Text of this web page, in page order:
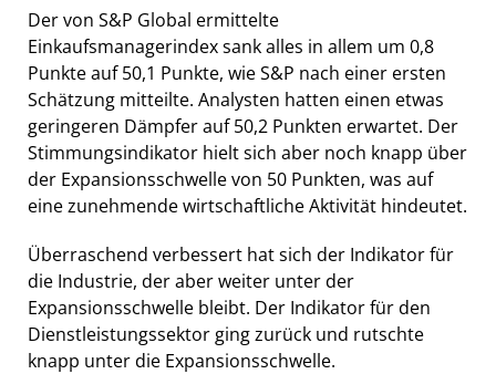
Der von S&P Global ermittelte
Einkaufsmanagerindex sank alles in allem um 0,8
Punkte auf 50,1 Punkte, wie S&P nach einer ersten
Schätzung mitteilte. Analysten hatten einen etwas
geringeren Dämpfer auf 50,2 Punkten erwartet. Der
Stimmungsindikator hielt sich aber noch knapp über
der Expansionsschwelle von 50 Punkten, was auf
eine zunehmende wirtschaftliche Aktivität hindeutet.
Überraschend verbessert hat sich der Indikator für
die Industrie, der aber weiter unter der
Expansionsschwelle bleibt. Der Indikator für den
Dienstleistungssektor ging zurück und rutschte
knapp unter die Expansionsschwelle.